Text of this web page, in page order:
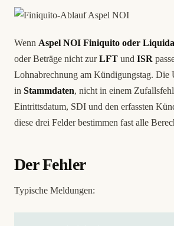
Wenn Aspel NOI Finiquito oder
oder Beträge nicht zurLFT und ISR
Lohnabrechnung am Kündigungstag. Die
in Stammdaten, nicht in einem
Eintrittsdatum, SDI und den erfassten
diese drei Felder bestimmen fast alle
Der Fehler
Typische Meldungen: